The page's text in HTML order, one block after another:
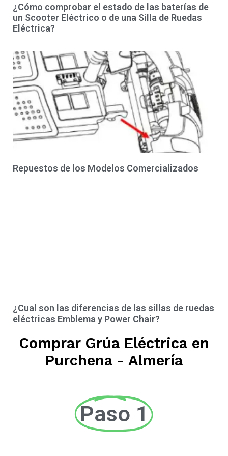
¿Cómo comprobar el estado de las baterías de
un Scooter Eléctrico o de una Silla de Ruedas
Eléctrica?
Repuestos de los Modelos Comercializados
¿Cual son las diferencias de las sillas de ruedas
eléctricas Emblema y Power Chair?
Comprar Grúa Eléctrica en
Purchena - Almería
Paso 1